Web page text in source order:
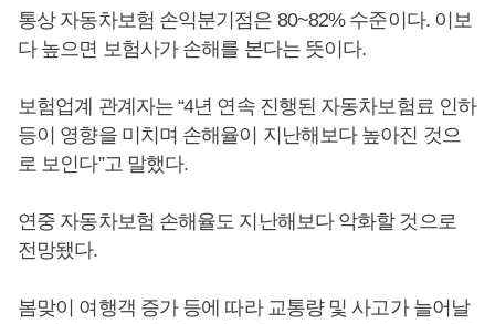
통상 자동차보험 손익분기점은 80~82% 수준이다. 이보
다 높으면 보험사가 손해를 본다는 뜻이다.
보험업계 관계자는 “4년 연속 진행된 자동차보험료 인하
등이 영향을 미치며 손해율이 지난해보다 높아진 것으
로 보인다”고 말했다.
연중 자동차보험 손해율도 지난해보다 악화할 것으로
전망됐다.
봄맞이 여행객 증가 등에 따라 교통량 및 사고가 늘어날